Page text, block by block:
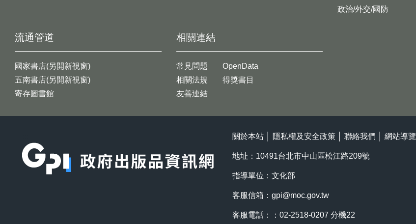
政治/外交/國防
流通管道
國家書店(另開新視窗)
五南書店(另開新視窗)
寄存圖書館
相關連結
常見問題
相關法規
友善連結
OpenData
得獎書目
關於本站 隱私權及安全政策 聯絡我們 網站導覽
地址：10491台北市中山區松江路209號
指導單位：文化部
客服信箱： gpi@moc.gov.tw
客服電話：：02-2518-0207 分機22